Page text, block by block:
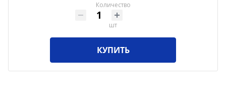
Количество
шт
КУПИТЬ